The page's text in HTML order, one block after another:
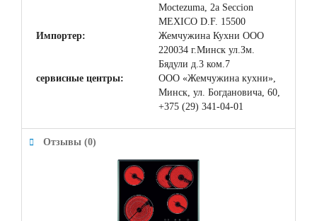
Moctezuma, 2a Seccion
MEXICO D.F. 15500
Импортер:
Жемчужина Кухни ООО
220034 г.Минск ул.Зм.
Бядули д.3 ком.7
сервисные центры:
ООО «Жемчужина кухни»,
Минск, ул. Богдановича, 60,
+375 (29) 341-04-01
Отзывы (0)